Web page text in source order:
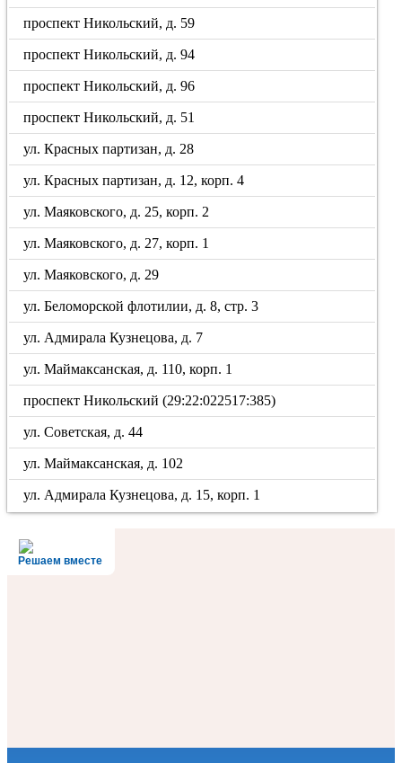
проспект Никольский, д. 59
проспект Никольский, д. 94
проспект Никольский, д. 96
проспект Никольский, д. 51
ул. Красных партизан, д. 28
ул. Красных партизан, д. 12, корп. 4
ул. Маяковского, д. 25, корп. 2
ул. Маяковского, д. 27, корп. 1
ул. Маяковского, д. 29
ул. Беломорской флотилии, д. 8, стр. 3
ул. Адмирала Кузнецова, д. 7
ул. Маймаксанская, д. 110, корп. 1
проспект Никольский (29:22:022517:385)
ул. Советская, д. 44
ул. Маймаксанская, д. 102
ул. Адмирала Кузнецова, д. 15, корп. 1
Решаем вместе